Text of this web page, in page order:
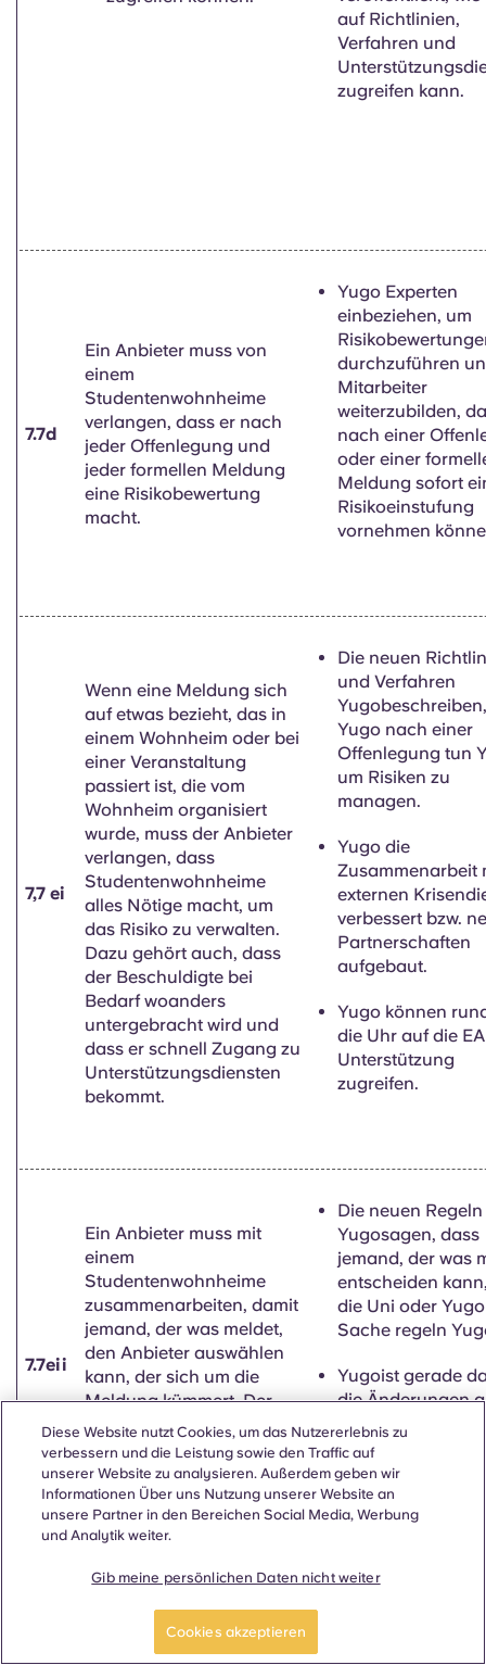
auf Richtlinien,
Verfahren und
zugreifen kann.
7.7d
Ein Anbieter muss von
einem
Studentenwohnheime
verlangen, dass er nach
jeder Offenlegung und
jeder formellen Meldung
eine Risikobewertung
macht.
Yugo Experten
einbeziehen, um
durchzuführen
Mitarbeiter
weiterzubilden,
nach einer
oder einer
Meldung sofort
Risikoeinstufung
vornehmen
7,7 ei
Wenn eine Meldung sich
auf etwas bezieht, das in
einem Wohnheim oder bei
einer Veranstaltung
passiert ist, die vom
Wohnheim organisiert
wurde, muss der Anbieter
verlangen, dass
Studentenwohnheime
alles Nötige macht, um
das Risiko zu verwalten.
Dazu gehört auch, dass
der Beschuldigte bei
Bedarf woanders
untergebracht wird und
dass er schnell Zugang zu
Unterstützungsdiensten
bekommt.
Die neuen
und Verfahren
Yugo nach einer
Offenlegung tun
um Risiken zu
managen.
Yugo die
Zusammenarbeit
externen
verbessert bzw.
Partnerschaften
aufgebaut.
Yugo können
die Uhr auf die
Unterstützung
zugreifen.
7.7eii
Ein Anbieter muss mit
einem
Studentenwohnheime
zusammenarbeiten, damit
jemand, der was meldet,
den Anbieter auswählen
kann, der sich um die
Meldung kümmert. Der
Studentenwohnheime
muss voll kooperieren und
alles umsetzen, was der
Anbieter entscheidet.
Die neuen Regeln
Yugosagen, dass
jemand, der was
entscheiden
die Uni oder
Sache regeln
Yugoist gerade
die Änderungen
Verträgen mit
fertig zu machen,
diese
berücksichtigen
werden.
Studentenwohnheime
Diese Website nutzt Cookies, um das Nutzererlebnis zu
verbessern und die Leistung sowie den Traffic auf
unserer Website zu analysieren. Außerdem geben wir
Informationen Über uns Nutzung unserer Website an
unsere Partner in den Bereichen Social Media, Werbung
und Analytik weiter.
Gib meine persönlichen Daten nicht weiter
Cookies akzeptieren